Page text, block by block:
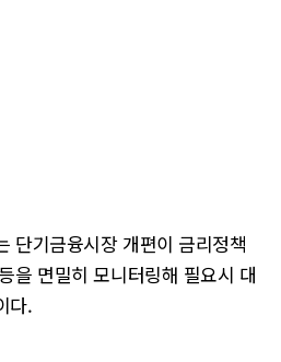
단기금융시장 개편이 금리정책
을 면밀히 모니터링해 필요시 대
다.